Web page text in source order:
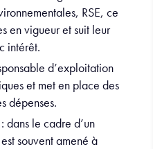
RSE, ce
en vigueur et suit leur
intérêt.
d’exploitation
et met en place des
dépenses.
dans le cadre d’un
souvent amené à